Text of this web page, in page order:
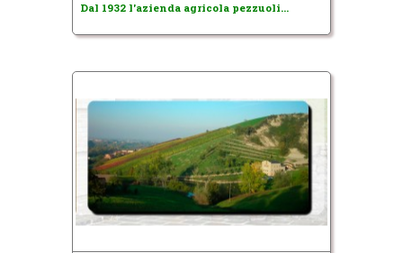
Dal 1932 l'azienda agricola pezzuoli...